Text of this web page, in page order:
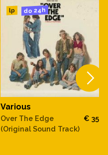
lp do 24h
Various
Over The Edge
(Original Sound Track)
€ 35